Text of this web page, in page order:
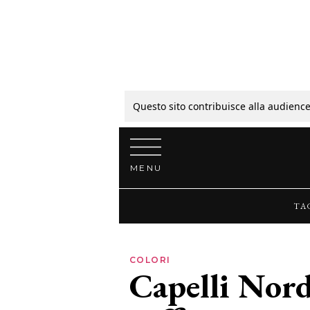
Questo sito contribuisce alla
Vai al contenuto
MENU
COLORI
Capelli